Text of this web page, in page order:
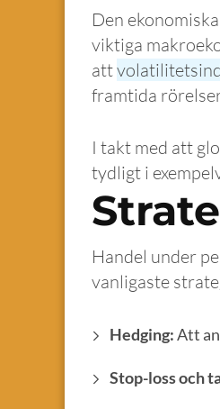
Den
viktiga
att
framtida
I takt med att
tydligt i
Handel under
vanligaste
Hedging:Att
Stop-loss och